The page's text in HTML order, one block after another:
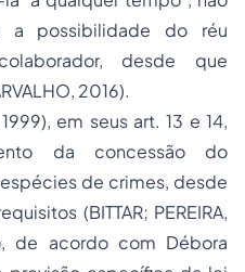
a possibilidade do réu
desde que
2016).
em seus art. 13 e 14,
da concessão do
de crimes, desde
(BITTAR; PEREIRA,
de acordo com Débora